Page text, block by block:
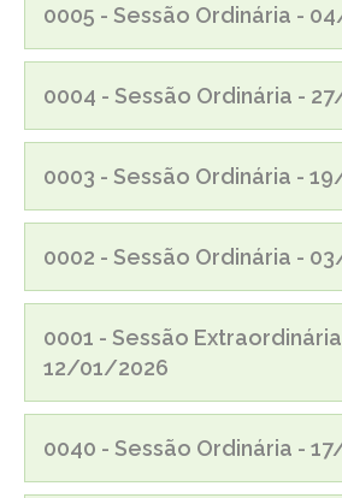
0005 - Sessão Ordinária -
0004 - Sessão Ordinária -
0003 - Sessão Ordinária -
0002 - Sessão Ordinária -
0001 - Sessão
12/01/2026
0040 - Sessão Ordinária -